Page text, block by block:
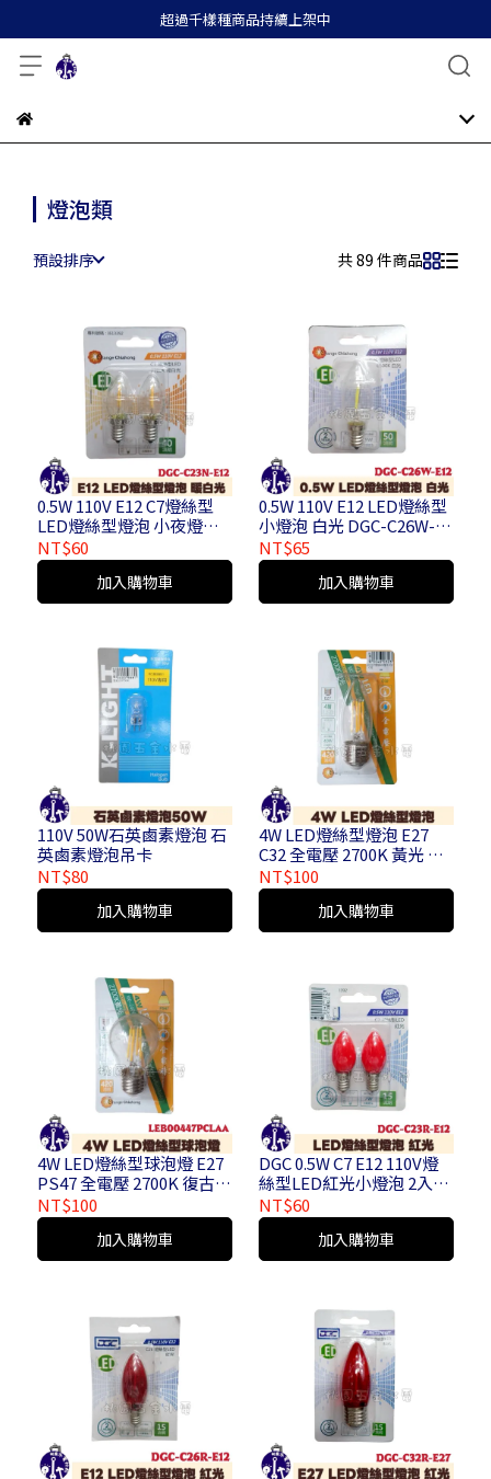
超過千樣種商品持續上架中
燈泡類
預設排序 共 89 件商品
0.5W 110V E12 C7燈絲型
LED燈絲型燈泡 小夜燈燈
泡 暖白光 2入 DGC-C23N-
E12
NT$60
加入購物車
0.5W 110V E12 LED燈絲型
小燈泡 白光 DGC-C26W-
E12
NT$65
加入購物車
110V 50W石英鹵素燈泡 石
英鹵素燈泡吊卡
NT$80
加入購物車
4W LED燈絲型燈泡 E27
C32 全電壓 2700K 黃光 尖
清 拉尾 蠟燭燈 水晶燈
NT$100
加入購物車
4W LED燈絲型球泡燈 E27
PS47 全電壓 2700K 復古愛
迪生燈泡 燈泡色
LEB00447PCLAA
NT$100
加入購物車
DGC 0.5W C7 E12 110V燈
絲型LED紅光小燈泡 2入
DGC-C23R-E12
NT$60
加入購物車